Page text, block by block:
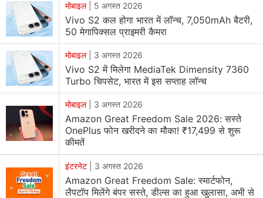
(@Prakash20202021) द्वाराशेयर
मीडिया रिपोर्ट्स के अनुसार, महिला और उसके पति का दावा है कि
Amazon के कस्टमर सपोर्ट ने उन्हें दो घंटे से ज्यादा समय तक होल्ड
पर रखा, जिससे उन्हें आधी रात में अकेले ही इस मामले को संभालना
पड़ा। हालांकि, कथित तौर पर कपल को ऑर्डर के पैसे वापस मिल गए
हैं।
एमेजॉनहेल्प ने एक्स पर तन्वी की पोस्ट का जवाब देते हुए कहा कि
इसकी जांच चाहते हैं। कृपया यहां जरूरी जानकारी प्रदान करें और
हमारी टीम अपडेट के साथ जल्द ही आपसे कॉन्टेक्ट करेगी।"
मोबाइल| 5 अगस्त 2026
Vivo S2 कल होगा भारत में लॉन्च, 7,050mAh बैटरी,
50 मेगापिक्सल प्राइमरी कैमरा
मोबाइल| 3 अगस्त 2026
Vivo S2 में मिलेगा MediaTek Dimensity 7360
Turbo चिपसेट, भारत में इस सप्ताह लॉन्च
मोबाइल| 3 अगस्त 2026
Amazon Great Freedom Sale 2026: सस्ते
OnePlus फोन खरीदने का मौका! ₹17,499 से शुरू
कीमतें
इंटरनेट 3 अगस्त 2026
Amazon Great Freedom Sale: स्मार्टफोन,
लैपटॉप मिलेंगे बंपर सस्ते, डील्स का हुआ खुलासा, अभी से